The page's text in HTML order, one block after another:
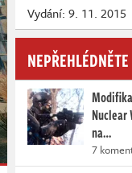
Vydání: 9. 11. 2015
NEPŘEHLÉDNĚTE
na…
7